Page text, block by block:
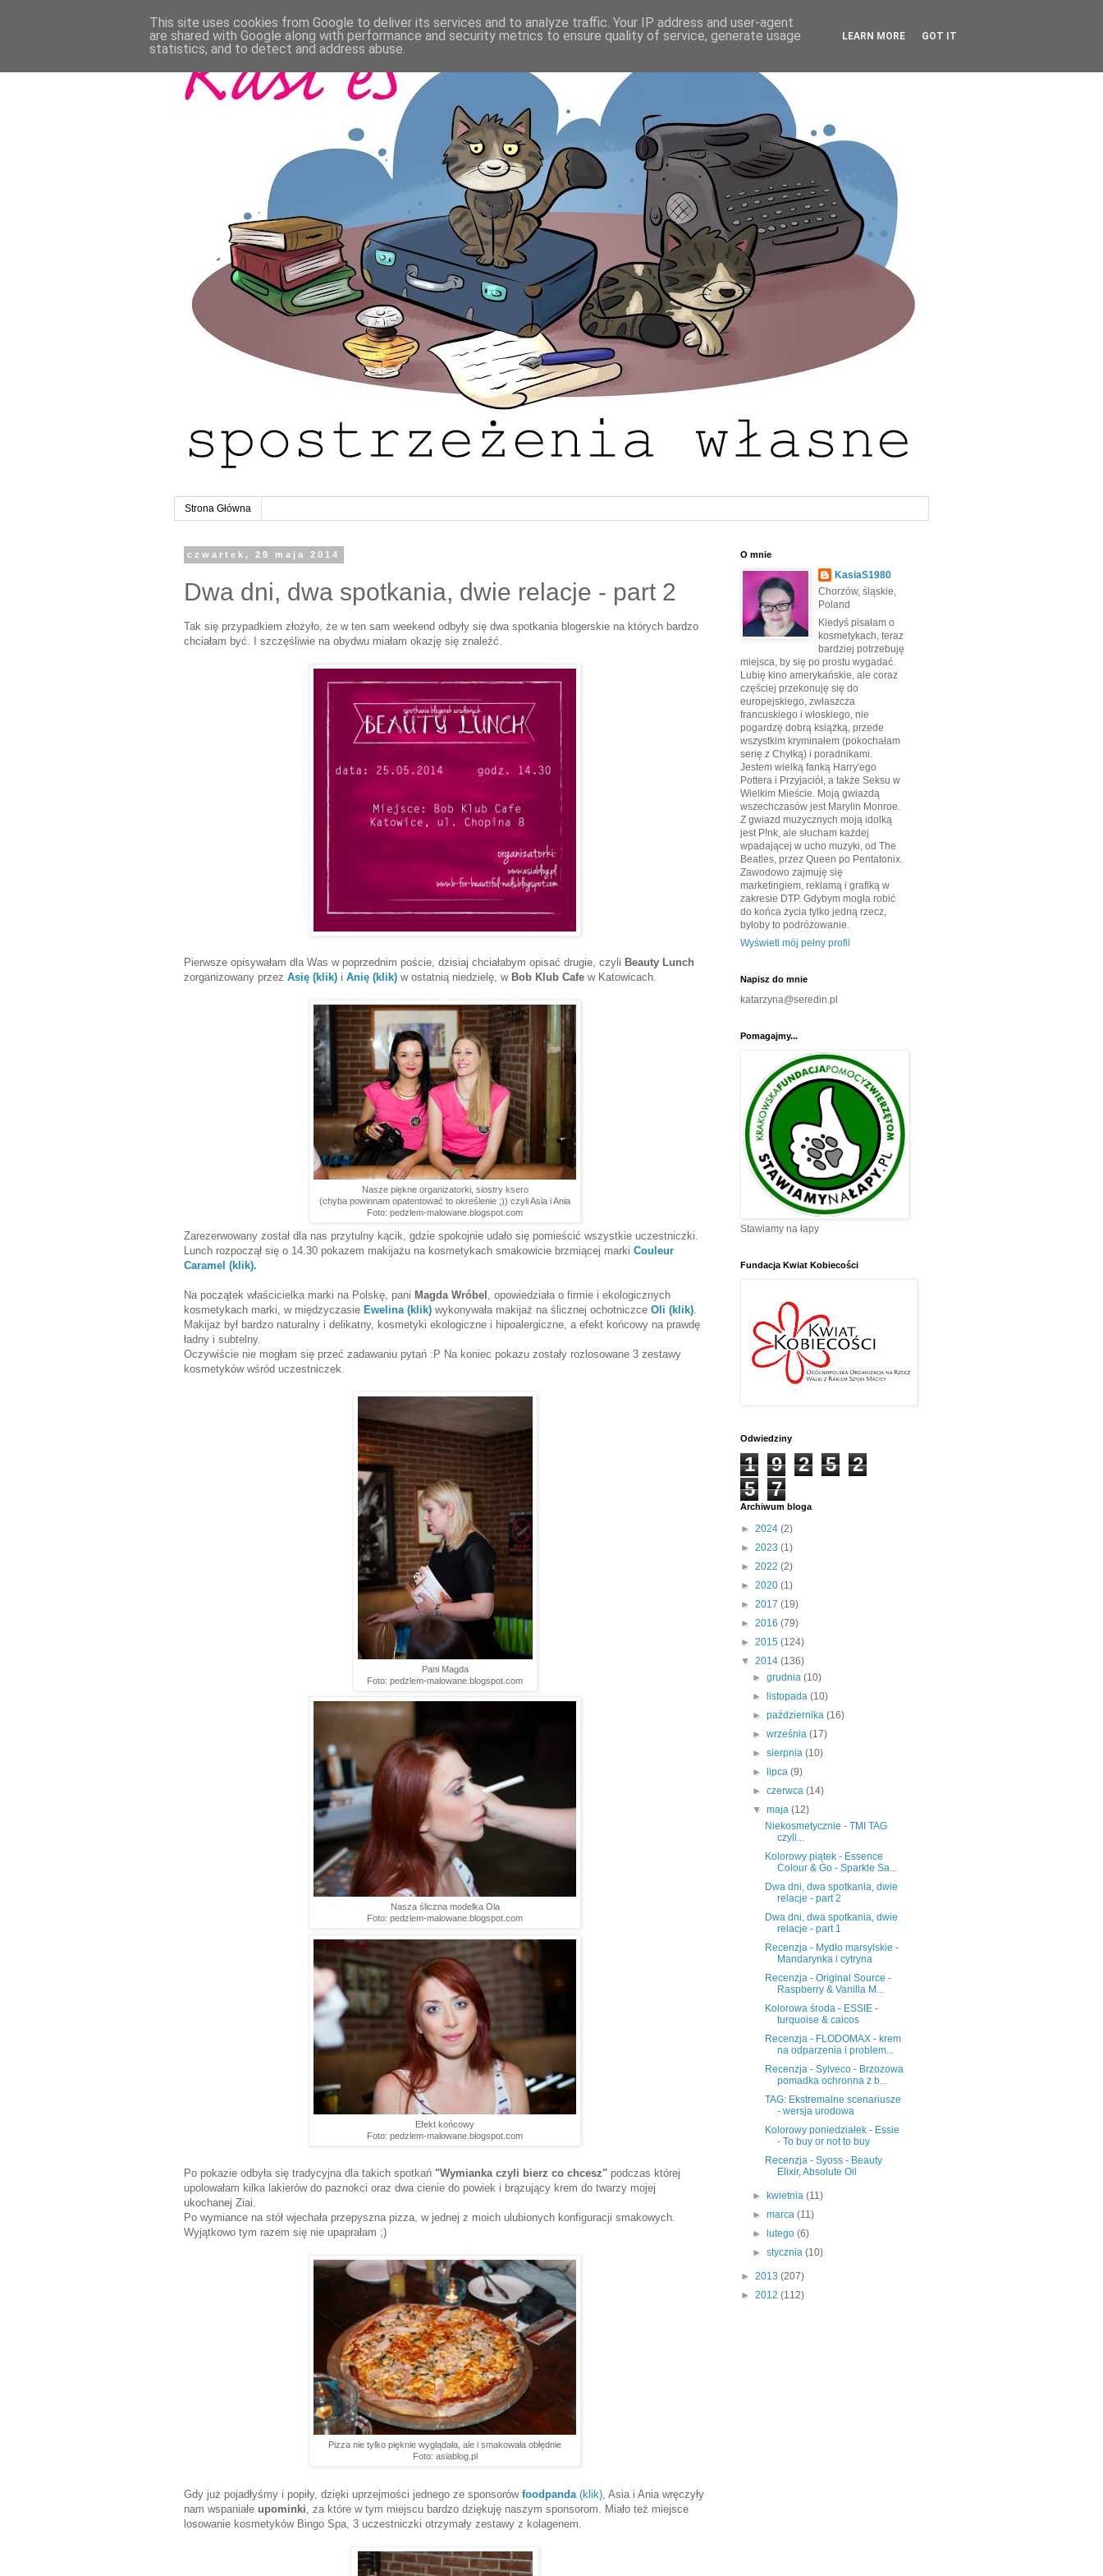
Strona Główna
czwartek, 29 maja 2014
Dwa dni, dwa spotkania, dwie relacje - part 2
Tak się przypadkiem złożyło, że w ten sam weekend odbyły się dwa spotkania blogerskie na których bardzo
chciałam być. I szczęśliwie na obydwu miałam okazję się znaleźć.
Pierwsze opisywałam dla Was w poprzednim poście, dzisiaj chciałabym opisać drugie, czyli Beauty Lunch
zorganizowany przez Asię (klik) i Anię (klik) w ostatnią niedzielę, w Bob Klub Cafe w Katowicach.
Nasze piękne organizatorki, siostry ksero
(chyba powinnam opatentować to określenie ;)) czyli Asia i Ania
Foto: pedzlem-malowane.blogspot.com
Zarezerwowany został dla nas przytulny kącik, gdzie spokojnie udało się pomieścić wszystkie uczestniczki.
Lunch rozpoczął się o 14.30 pokazem makijażu na kosmetykach smakowicie brzmiącej marki Couleur
Caramel (klik).
Na początek właścicielka marki na Polskę, pani Magda Wróbel , opowiedziała o firmie i ekologicznych
kosmetykach marki, w międzyczasie Ewelina (klik) wykonywała makijaż na ślicznej ochotniczce Oli (klik)
Makijaż był bardzo naturalny i delikatny, kosmetyki ekologiczne i hipoalergiczne, a efekt końcowy na prawdę
ładny i subtelny.
Oczywiście nie mogłam się przeć zadawaniu pytań :P Na koniec pokazu zostały rozlosowane 3 zestawy
kosmetyków wśród uczestniczek.
Pani Magda
Foto: pedzlem-malowane.blogspot.com
Nasza śliczna modelka Ola
Foto: pedzlem-malowane.blogspot.com
Efekt końcowy
Foto: pedzlem-malowane.blogspot.com
Po pokazie odbyła się tradycyjna dla takich spotkań "Wymianka czyli bierz co chcesz" podczas której
upolowałam kilka lakierów do paznokci oraz dwa cienie do powiek i brązujący krem do twarzy mojej
ukochanej Ziai.
Po wymiance na stół wjechała przepyszna pizza, w jednej z moich ulubionych konfiguracji smakowych.
Wyjątkowo tym razem się nie upaprałam ;)
Pizza nie tylko pięknie wyglądała, ale i smakowała obłędnie
Foto: asiablog.pl
Gdy już pojadłyśmy i popiły, dzięki uprzejmości jednego ze sponsorów foodpanda(klik), Asia i Ania wręczyły
nam wspaniałe upominki, za które w tym miejscu bardzo dziękuję naszym sponsorom. Miało też miejsce
losowanie kosmetyków Bingo Spa, 3 uczestniczki otrzymały zestawy z kolagenem.
O mnie
KasiaS1980
Chorzów, śląskie,
Poland
Kiedyś pisałam o
kosmetykach, teraz
bardziej potrzebuję
miejsca, by się po prostu wygadać.
Lubię kino amerykańskie, ale coraz
częściej przekonuję się do
europejskiego, zwłaszcza
francuskiego i włoskiego, nie
pogardzę dobrą książką, przede
wszystkim kryminałem (pokochałam
serię z Chyłką) i poradnikami.
Jestem wielką fanką Harry'ego
Pottera i Przyjaciół, a także Seksu w
Wielkim Mieście. Moją gwiazdą
wszechczasów jest Marylin Monroe.
Z gwiazd muzycznych moją idolką
jest P!nk, ale słucham każdej
wpadającej w ucho muzyki, od The
Beatles, przez Queen po Pentatonix.
Zawodowo zajmuję się
marketingiem, reklamą i grafiką w
zakresie DTP. Gdybym mogła robić
do końca życia tylko jedną rzecz,
byłoby to podróżowanie.
Wyświetl mój pełny profil
Napisz do mnie
katarzyna@seredin.pl
Pomagajmy...
Stawiamy na łapy
Fundacja Kwiat Kobiecości
Odwiedziny
1 9 2 5
2
5
7
Archiwum bloga
► 2024 (2)
► 2023 (1)
► 2022 (2)
► 2020 (1)
► 2017 (19)
► 2016 (79)
► 2015 (124)
▼ 2014 (136)
►grudnia(10)
►
listopada(10)
►października(16)
►września(17)
►sierpnia(10)
►
lipca(9)
►czerwca(14)
▼maja(12)
Niekosmetycznie - TMI TAG
czyli...
Kolorowy piątek - Essence
Colour & Go - Sparkle Sa...
Dwa dni, dwa spotkania, dwie
relacje - part 2
Dwa dni, dwa spotkania, dwie
relacje - part 1
Recenzja - Mydło marsylskie -
Mandarynka i cytryna
Recenzja - Original Source -
Raspberry & Vanilla M...
Kolorowa środa - ESSIE -
turquoise & caicos
Recenzja - FLODOMAX - krem
na odparzenia i problem...
Recenzja - Sylveco - Brzozowa
pomadka ochronna z b...
TAG: Ekstremalne scenariusze
- wersja urodowa
Kolorowy poniedziałek - Essie
- To buy or not to buy
Recenzja - Syoss - Beauty
Elixir, Absolute Oil
► kwietnia(11)
►marca(11)
►
lutego(6)
►stycznia(10)
► 2013 (207)
► 2012 (112)
This site uses cookies from Google to deliver its services and to analyze traffic. Your IP address and user-agent
are shared with Google along with performance and security metrics to ensure quality of service, generate usage
statistics, and to detect and address abuse.
LEARN MORE GOT IT